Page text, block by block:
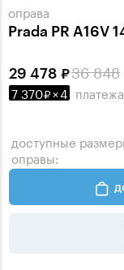
оправа
Prada PR A16V
36 848
29 478
7 370 ×4 платежа
доступные
оправы: